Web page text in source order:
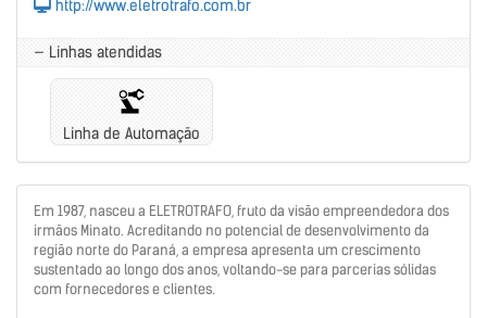
http://www.eletrotrafo.com.br
— Linhas atendidas
Linha de Automação
Em 1987, nasceu a ELETROTRAFO, fruto da visão empreendedora dos
irmãos Minato. Acreditando no potencial de desenvolvimento da
região norte do Paraná, a empresa apresenta um crescimento
sustentado ao longo dos anos, voltando-se para parcerias sólidas
com fornecedores e clientes.